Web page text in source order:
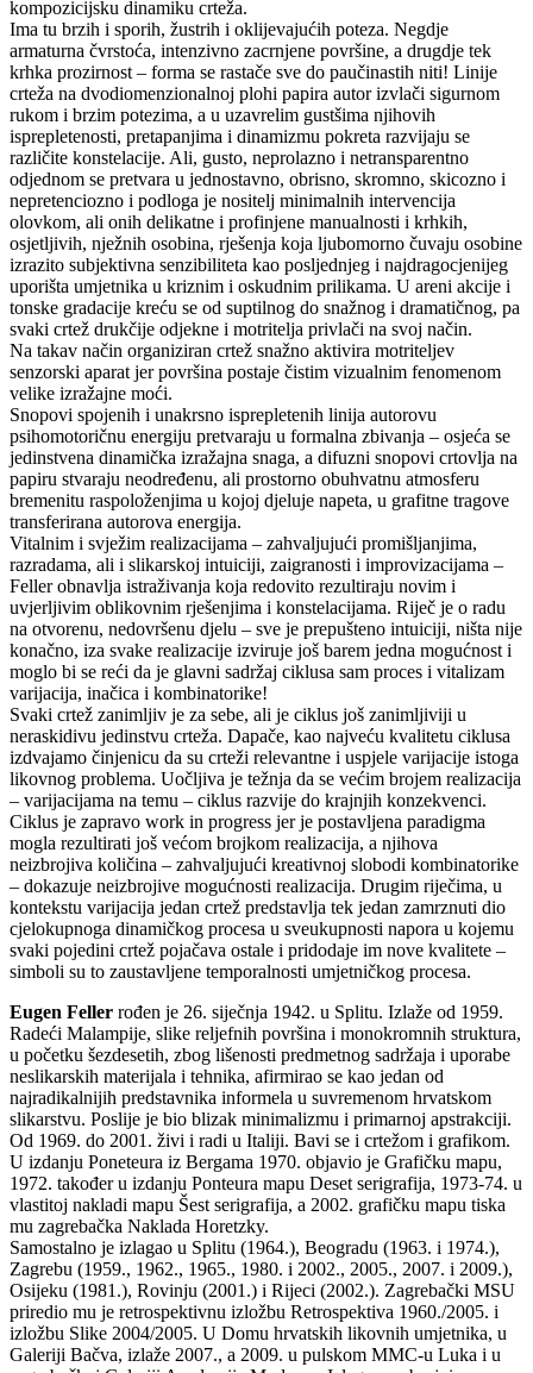
kompozicijsku dinamiku crteža.
Ima tu brzih i sporih, žustrih i oklijevajućih poteza. Negdje
armaturna čvrstoća, intenzivno zacrnjene površine, a drugdje tek
krhka prozirnost – forma se rastače sve do paučinastih niti! Linije
crteža na dvodiomenzionalnoj plohi papira autor izvlači sigurnom
rukom i brzim potezima, a u uzavrelim gustšima njihovih
isprepletenosti, pretapanjima i dinamizmu pokreta razvijaju se
različite konstelacije. Ali, gusto, neprolazno i netransparentno
odjednom se pretvara u jednostavno, obrisno, skromno, skicozno i
nepretenciozno i podloga je nositelj minimalnih intervencija
olovkom, ali onih delikatne i profinjene manualnosti i krhkih,
osjetljivih, nježnih osobina, rješenja koja ljubomorno čuvaju osobine
izrazito subjektivna senzibiliteta kao posljednjeg i najdragocjenijeg
uporišta umjetnika u kriznim i oskudnim prilikama. U areni akcije i
tonske gradacije kreću se od suptilnog do snažnog i dramatičnog, pa
svaki crtež drukčije odjekne i motritelja privlači na svoj način.
Na takav način organiziran crtež snažno aktivira motriteljev
senzorski aparat jer površina postaje čistim vizualnim fenomenom
velike izražajne moći.
Snopovi spojenih i unakrsno isprepletenih linija autorovu
psihomotoričnu energiju pretvaraju u formalna zbivanja – osjeća se
jedinstvena dinamička izražajna snaga, a difuzni snopovi crtovlja na
papiru stvaraju neodređenu, ali prostorno obuhvatnu atmosferu
bremenitu raspoloženjima u kojoj djeluje napeta, u grafitne tragove
transferirana autorova energija.
Vitalnim i svježim realizacijama – zahvaljujući promišljanjima,
razradama, ali i slikarskoj intuiciji, zaigranosti i improvizacijama –
Feller obnavlja istraživanja koja redovito rezultiraju novim i
uvjerljivim oblikovnim rješenjima i konstelacijama. Riječ je o radu
na otvorenu, nedovršenu djelu – sve je prepušteno intuiciji, ništa nije
konačno, iza svake realizacije izviruje još barem jedna mogućnost i
moglo bi se reći da je glavni sadržaj ciklusa sam proces i vitalizam
varijacija, inačica i kombinatorike!
Svaki crtež zanimljiv je za sebe, ali je ciklus još zanimljiviji u
neraskidivu jedinstvu crteža. Dapače, kao najveću kvalitetu ciklusa
izdvajamo činjenicu da su crteži relevantne i uspjele varijacije istoga
likovnog problema. Uočljiva je težnja da se većim brojem realizacija
– varijacijama na temu – ciklus razvije do krajnjih konzekvenci.
Ciklus je zapravo work in progress jer je postavljena paradigma
mogla rezultirati još većom brojkom realizacija, a njihova
neizbrojiva količina – zahvaljujući kreativnoj slobodi kombinatorike
– dokazuje neizbrojive mogućnosti realizacija. Drugim riječima, u
kontekstu varijacija jedan crtež predstavlja tek jedan zamrznuti dio
cjelokupnoga dinamičkog procesa u sveukupnosti napora u kojemu
svaki pojedini crtež pojačava ostale i pridodaje im nove kvalitete –
simboli su to zaustavljene temporalnosti umjetničkog procesa.
Eugen Feller rođen je 26. siječnja 1942. u Splitu. Izlaže od 1959.
Radeći Malampije, slike reljefnih površina i monokromnih struktura,
u početku šezdesetih, zbog lišenosti predmetnog sadržaja i uporabe
neslikarskih materijala i tehnika, afirmirao se kao jedan od
najradikalnijih predstavnika informela u suvremenom hrvatskom
slikarstvu. Poslije je bio blizak minimalizmu i primarnoj apstrakciji.
Od 1969. do 2001. živi i radi u Italiji. Bavi se i crtežom i grafikom.
U izdanju Poneteura iz Bergama 1970. objavio je Grafičku mapu,
1972. također u izdanju Ponteura mapu Deset serigrafija, 1973-74. u
vlastitoj nakladi mapu Šest serigrafija, a 2002. grafičku mapu tiska
mu zagrebačka Naklada Horetzky.
Samostalno je izlagao u Splitu (1964.), Beogradu (1963. i 1974.),
Zagrebu (1959., 1962., 1965., 1980. i 2002., 2005., 2007. i 2009.),
Osijeku (1981.), Rovinju (2001.) i Rijeci (2002.). Zagrebački MSU
priredio mu je retrospektivnu izložbu Retrospektiva 1960./2005. i
izložbu Slike 2004/2005. U Domu hrvatskih likovnih umjetnika, u
Galeriji Bačva, izlaže 2007., a 2009. u pulskom MMC-u Luka i u